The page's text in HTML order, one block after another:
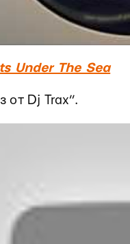
Under The Sea
от Dj Trax”.